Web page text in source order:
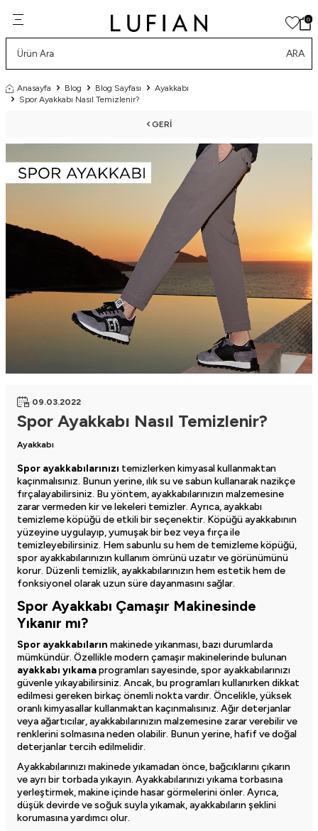
0
ARA
Anasayfa Blog Blog Sayfası
Ayakkabı
Spor Ayakkabı Nasıl Temizlenir?
GERI
09.03.2022
Spor Ayakkabı Nasıl Temizlenir?
Ayakkabı
Spor ayakkabılarınızı temizlerken kimyasal kullanmaktan
kaçınmalısınız. Bunun yerine, ılık su ve sabun kullanarak nazikçe
fırçalayabilirsiniz. Bu yöntem, ayakkabılarınızın malzemesine
zarar vermeden kir ve lekeleri temizler. Ayrıca, ayakkabı
temizleme köpüğü de etkili bir seçenektir. Köpüğü ayakkabının
yüzeyine uygulayıp, yumuşak bir bez veya fırça ile
temizleyebilirsiniz. Hem sabunlu su hem de temizleme köpüğü,
spor ayakkabılarınızın kullanım ömrünü uzatır ve görünümünü
korur. Düzenli temizlik, ayakkabılarınızın hem estetik hem de
fonksiyonel olarak uzun süre dayanmasını sağlar.
Spor Ayakkabı Çamaşır Makinesinde
Yıkanır mı?
Spor ayakkabıların makinede yıkanması, bazı durumlarda
mümkündür. Özellikle modern çamaşır makinelerinde bulunan
ayakkabı yıkamaprogramları sayesinde, spor ayakkabılarınızı
güvenle yıkayabilirsiniz. Ancak, bu programları kullanırken dikkat
edilmesi gereken birkaç önemli nokta vardır. Öncelikle, yüksek
oranlı kimyasallar kullanmaktan kaçınmalısınız. Ağır deterjanlar
veya ağartıcılar, ayakkabılarınızın malzemesine zarar verebilir ve
renklerini solmasına neden olabilir. Bunun yerine, hafif ve doğal
deterjanlar tercih edilmelidir.
Ayakkabılarınızı makinede yıkamadan önce, bağcıklarını çıkarın
ve ayrı bir torbada yıkayın. Ayakkabılarınızı yıkama torbasına
yerleştirmek, makine içinde hasar görmelerini önler. Ayrıca,
düşük devirde ve soğuk suyla yıkamak, ayakkabıların şeklini
korumasına yardımcı olur.